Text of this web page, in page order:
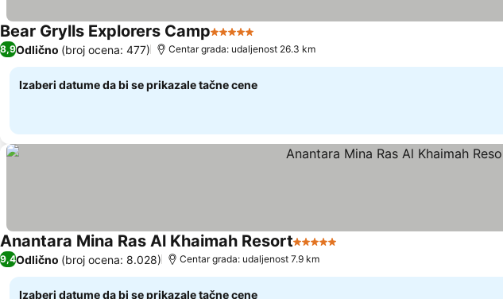
Bear Grylls Explorers Camp5 Zvezdice
8,9Odlično (broj ocena: 477) Centar grada: udaljenost 26.3 km
Izaberi datume da bi se prikazale tačne cene
Anantara Mina Ras Al Khaimah Resort5 Zvezdice
9,4Odlično (broj ocena: 8.028) Centar grada: udaljenost 7.9 km
Izaberi datume da bi se prikazale tačne cene